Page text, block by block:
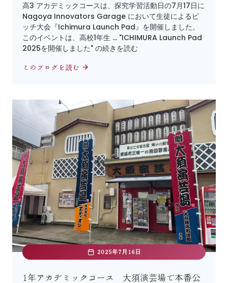
高3 アカデミックコースは、探究学習活動日の7月17日に
Nagoya Innovators Garage において生徒によるピ
ッチ大会『Ichimura Launch Pad』を開催しました。
このイベントは、高校1年生 … "ICHIMURA Launch Pad
2025を開催しました" の続きを読む
このブログを読む
2025年7月16日
1年アカデミックコース 大須演芸場で本番公